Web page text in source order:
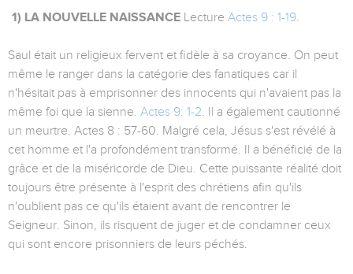
1) LA NOUVELLE NAISSANCE Lecture Actes 9 : 1-19.
Saul était un religieux fervent et fidèle à sa croyance. On peut
même le ranger dans la catégorie des fanatiques car il
n'hésitait pas à emprisonner des innocents qui n'avaient pas la
même foi que la sienne. Actes 9: 1-2. Il a également cautionné
un meurtre. Actes 8 : 57-60. Malgré cela, Jésus s'est révélé à
cet homme et l'a profondément transformé. Il a bénéficié de la
grâce et de la miséricorde de Dieu. Cette puissante réalité doit
toujours être présente à l'esprit des chrétiens afin qu'ils
n'oublient pas ce qu'ils étaient avant de rencontrer le
Seigneur. Sinon, ils risquent de juger et de condamner ceux
qui sont encore prisonniers de leurs péchés.